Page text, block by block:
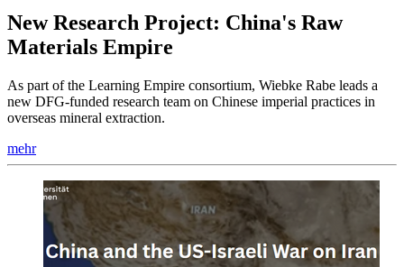
New Research Project: China's Raw
Materials Empire
As part of the Learning Empire consortium, Wiebke Rabe leads a
new DFG-funded research team on Chinese imperial practices in
overseas mineral extraction.
mehr